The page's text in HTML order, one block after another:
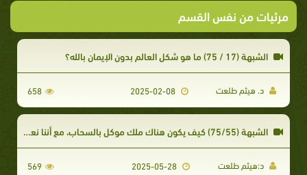
مرئيات من نفس القسم
الشبهة (17 / 75) ما هو شكل العالم بدون الإيمان بالله؟
د. هيثم طلعت 2025-02-08
658
الشبهة (75/55) كيف يكون هناك ملك موكل بالسحاب، مع أننا نعرف الأسباب الطبيعية المادية لسير السحب؟
د:هيثم طلعت 569